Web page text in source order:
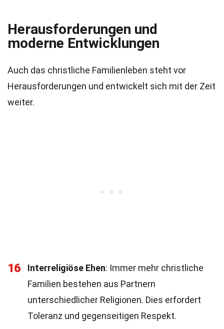
Herausforderungen und
moderne Entwicklungen
Auch das christliche Familienleben steht vor
Herausforderungen und entwickelt sich mit der Zeit
weiter.
16 Interreligiöse Ehen: Immer mehr christliche
Familien bestehen aus Partnern
unterschiedlicher Religionen. Dies erfordert
Toleranz und gegenseitigen Respekt.